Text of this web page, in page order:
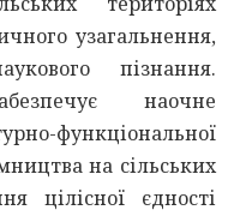
узагальнення,
пізнання.
наочне
функціональної
на сільських
цілісної єдності